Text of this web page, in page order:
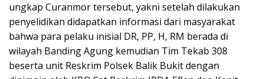
ungkap Curanmor tersebut, yakni setelah dilakukan
penyelidikan didapatkan informasi dari masyarakat
bahwa para pelaku inisial DR, PP, H, RM berada di
wilayah Banding Agung kemudian Tim Tekab 308
beserta unit Reskrim Polsek Balik Bukit dengan